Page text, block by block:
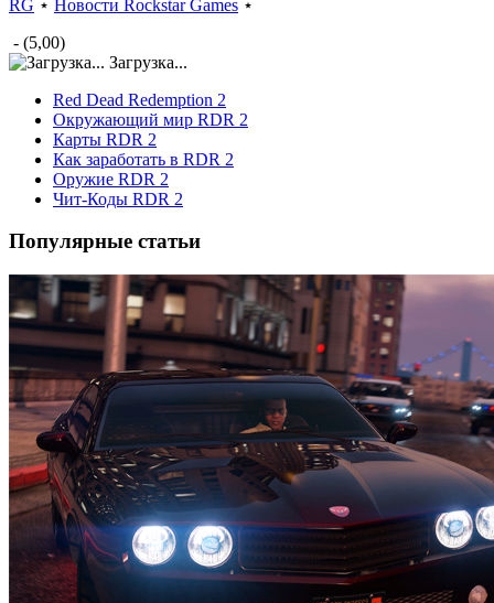
RG ⋆ Новости Rockstar Games ⋆
- (5,00)
Загрузка...
Red Dead Redemption 2
Окружающий мир RDR 2
Карты RDR 2
Как заработать в RDR 2
Оружие RDR 2
Чит-Коды RDR 2
Популярные статьи